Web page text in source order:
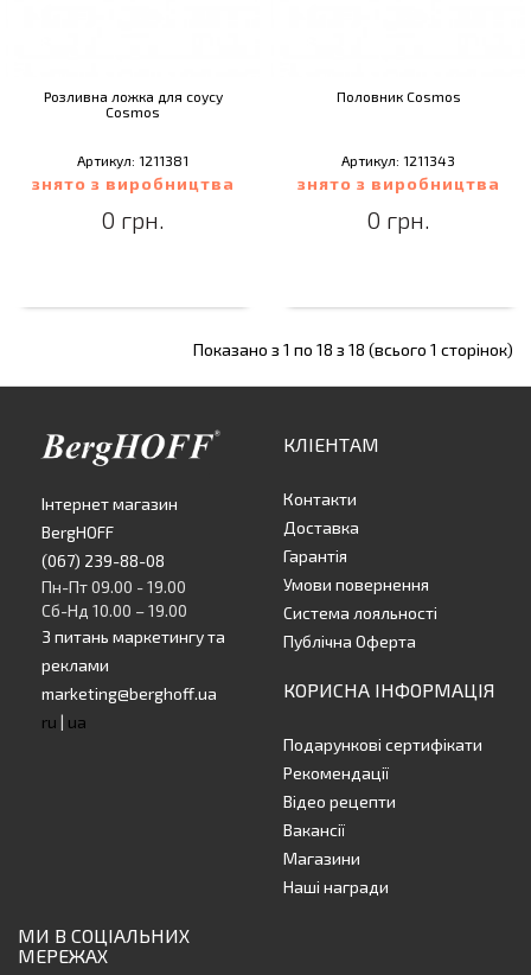
Розливна ложка для соусу
Cosmos
Артикул: 1211381
знято з виробництва
0 грн.
Половник Cosmos
Артикул: 1211343
знято з виробництва
0 грн.
Показано з 1 по 18 з 18 (всього 1 сторінок)
Інтернет магазин
BergHOFF
(067) 239-88-08
Пн-Пт 09.00 - 19.00
Сб-Нд 10.00 – 19.00
З питань маркетингу та
реклами
marketing@berghoff.ua
ru | ua
КЛІЕНТАМ
Контакти
Доставка
Гарантія
Умови повернення
Система лояльності
Публічна Оферта
КОРИСНА ІНФОРМАЦІЯ
Подарункові сертифікати
Рекомендації
Відео рецепти
Вакансії
Магазини
Наші награди
МИ В СОЦІАЛЬНИХ
МЕРЕЖАХ